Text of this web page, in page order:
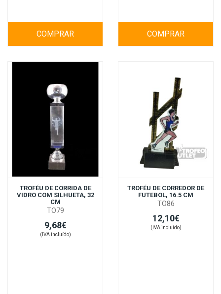
COMPRAR COMPRAR
TROFÉU DE CORRIDA DE
VIDRO COM SILHUETA, 32
CM
TO79
9,68€
(IVA incluído)
TROFÉU DE CORREDOR DE
FUTEBOL, 16.5 CM
TO86
12,10€
(IVA incluído)